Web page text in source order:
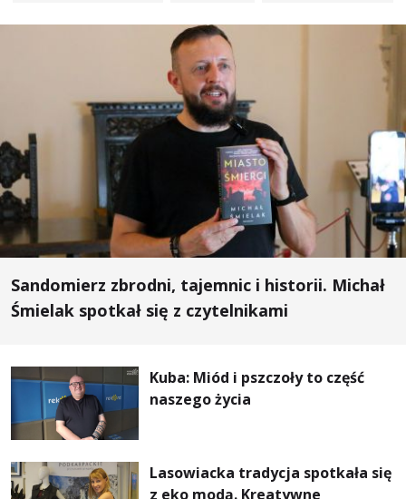
Sandomierz zbrodni, tajemnic i historii. Michał
Śmielak spotkał się z czytelnikami
Kuba: Miód i pszczoły to część
naszego życia
Lasowiacka tradycja spotkała się
z eko modą. Kreatywne